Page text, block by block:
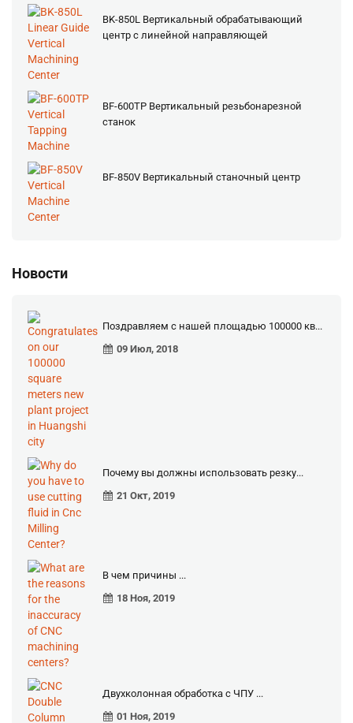
BK-850L Вертикальный обрабатывающий
центр с линейной направляющей
BF-600TP Вертикальный резьбонарезной
станок
BF-850V Вертикальный станочный центр
Новости
Поздравляем с нашей площадью 100000 кв...
09 Июл, 2018
Почему вы должны использовать резку...
21 Окт, 2019
В чем причины ...
18 Ноя, 2019
Двухколонная обработка с ЧПУ ...
01 Ноя, 2019